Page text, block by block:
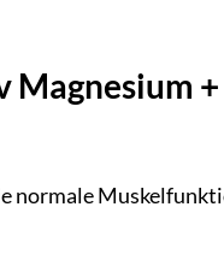
Magnesium